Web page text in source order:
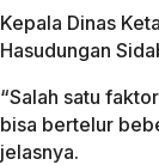
Kepala Dinas
Hasudungan
“Salah satu
bisa bertelur
jelasnya.